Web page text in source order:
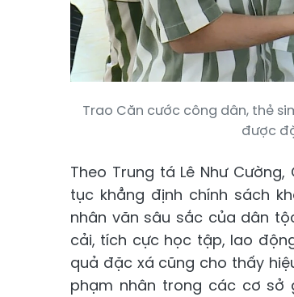
Trao Căn cước công dân, thẻ
được
Theo Trung tá Lê Như
tục khẳng định chính sách
nhân văn sâu sắc của dân
cải, tích cực học tập, lao
quả đặc xá cũng cho thấy
phạm nhân trong các cơ sở